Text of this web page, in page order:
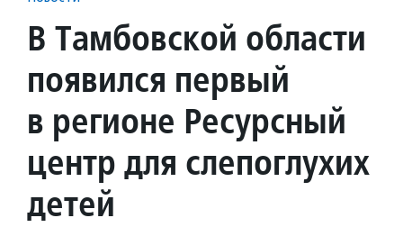
В Тамбовской области
появился первый
в регионе Ресурсный
центр для слепоглухих
детей